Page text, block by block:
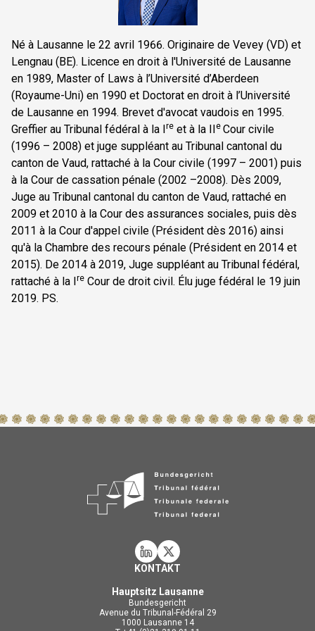
Né à Lausanne le 22 avril 1966. Originaire de Vevey (VD) et
Lengnau (BE). Licence en droit à l'Université de Lausanne
en 1989, Master of Laws à l’Université d’Aberdeen
(Royaume-Uni) en 1990 et Doctorat en droit à l’Université
de Lausanne en 1994. Brevet d'avocat vaudois en 1995.
Greffier au Tribunal fédéral à la Ire et à la IIe Cour civile
(1996 – 2008) et juge suppléant au Tribunal cantonal du
canton de Vaud, rattaché à la Cour civile (1997 – 2001) puis
à la Cour de cassation pénale (2002 –2008). Dès 2009,
Juge au Tribunal cantonal du canton de Vaud, rattaché en
2009 et 2010 à la Cour des assurances sociales, puis dès
2011 à la Cour d'appel civile (Président dès 2016) ainsi
qu'à la Chambre des recours pénale (Président en 2014 et
2015). De 2014 à 2019, Juge suppléant au Tribunal fédéral,
rattaché à la Ire Cour de droit civil. Élu juge fédéral le 19 juin
2019. PS.
KONTAKT
Hauptsitz Lausanne
Bundesgericht
Avenue du Tribunal-Fédéral 29
1000 Lausanne 14